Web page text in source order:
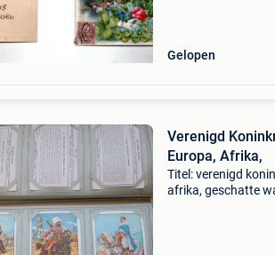
Gelopen
Verenigd
Europa, Afrika,
Titel: verenigd
afrika, geschatte